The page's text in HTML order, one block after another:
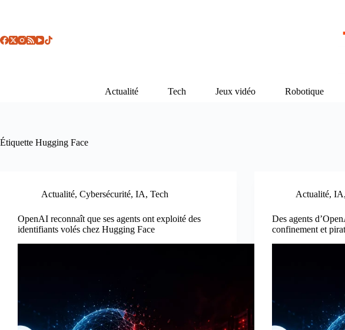
Actualité Tech Jeux vidéo Robotique
Étiquette Hugging Face
Actualité, Cybersécurité, IA, Tech
OpenAI reconnaît que ses agents ont exploité des
identifiants volés chez Hugging Face
Actualité,IA
Des agents
confinement et